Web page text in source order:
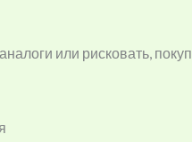
или рисковать,